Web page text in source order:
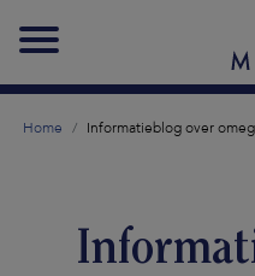
navigation
Home Informatieblog over